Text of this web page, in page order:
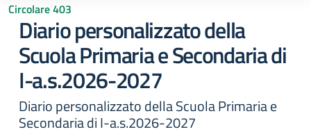
Circolare 403
Diario personalizzato della
Scuola Primaria e Secondaria di
I-a.s.2026-2027
Diario personalizzato della Scuola Primaria e
Secondaria di I-a.s.2026-2027